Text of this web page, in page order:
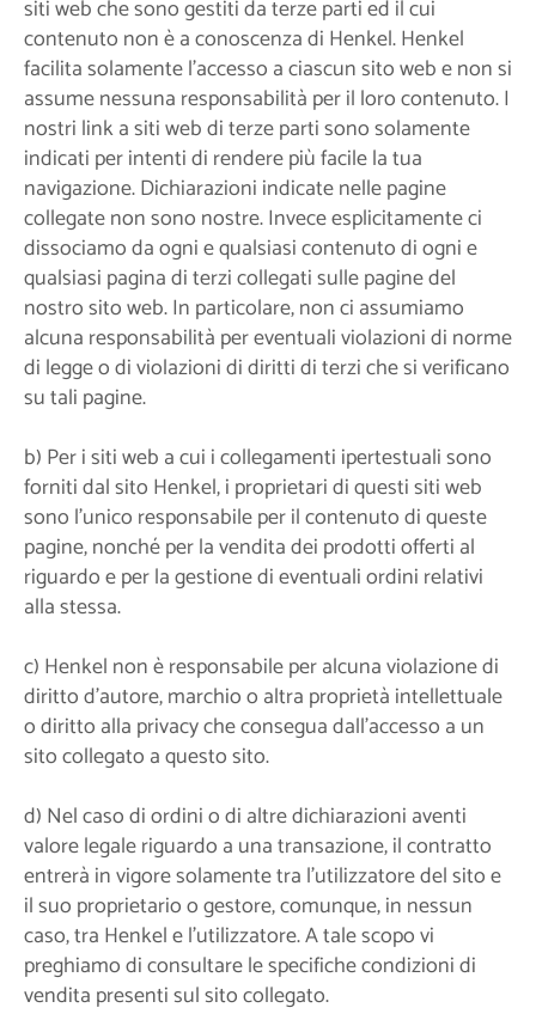
siti web che sono gestiti da terze parti ed il cui
contenuto non è a conoscenza di Henkel. Henkel
facilita solamente l’accesso a ciascun sito web e non si
assume nessuna responsabilità per il loro contenuto. I
nostri link a siti web di terze parti sono solamente
indicati per intenti di rendere più facile la tua
navigazione. Dichiarazioni indicate nelle pagine
collegate non sono nostre. Invece esplicitamente ci
dissociamo da ogni e qualsiasi contenuto di ogni e
qualsiasi pagina di terzi collegati sulle pagine del
nostro sito web. In particolare, non ci assumiamo
alcuna responsabilità per eventuali violazioni di norme
di legge o di violazioni di diritti di terzi che si verificano
su tali pagine.
b) Per i siti web a cui i collegamenti ipertestuali sono
forniti dal sito Henkel, i proprietari di questi siti web
sono l'unico responsabile per il contenuto di queste
pagine, nonché per la vendita dei prodotti offerti al
riguardo e per la gestione di eventuali ordini relativi
alla stessa.
c) Henkel non è responsabile per alcuna violazione di
diritto d'autore, marchio o altra proprietà intellettuale
o diritto alla privacy che consegua dall'accesso a un
sito collegato a questo sito.
d) Nel caso di ordini o di altre dichiarazioni aventi
valore legale riguardo a una transazione, il contratto
entrerà in vigore solamente tra l'utilizzatore del sito e
il suo proprietario o gestore, comunque, in nessun
caso, tra Henkel e l'utilizzatore. A tale scopo vi
preghiamo di consultare le specifiche condizioni di
vendita presenti sul sito collegato.